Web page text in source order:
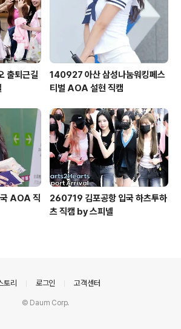
출퇴근길
140927 아산 삼성나눔워킹페스
티벌 AOA 설현 직캠
AOA 직
260719 김포공항 입국 하츠투하
츠 직캠 by 스피넬
토리 로그인 고객센터
© Daum Corp.